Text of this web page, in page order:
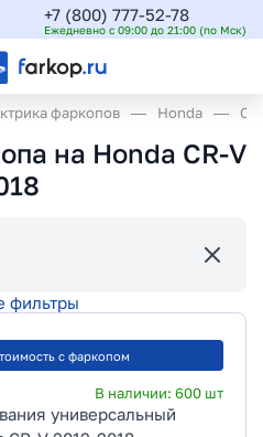
+7 (800) 777-52-78
Ежедневно с 09:00 до 21:00 (по Мск)
фаркопов Honda
на Honda CR-V
фильтры
с фаркопом
В наличии: 600 шт
универсальный